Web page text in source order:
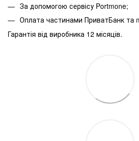
За допомогою сервісу Portmone;
Оплата частинами ПриватБанк та
Гарантія від виробника 12 місяців.